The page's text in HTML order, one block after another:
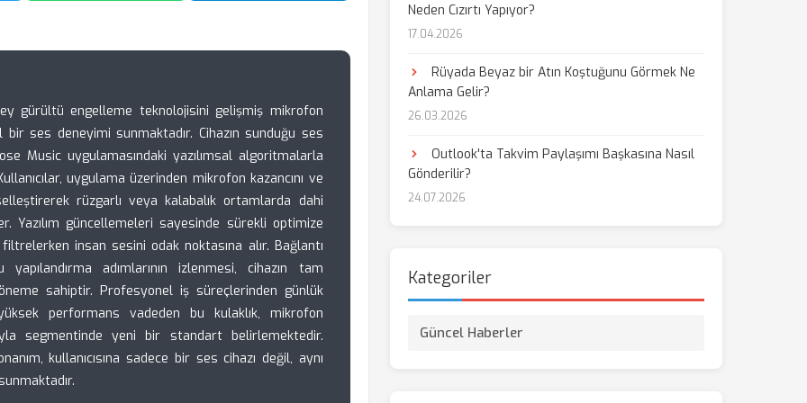
gürültü engelleme teknolojisini gelişmiş mikrofon
ses deneyimi sunmaktadır. Cihazın sunduğu ses
Music uygulamasındaki yazılımsal algoritmalarla
uygulama üzerinden mikrofon kazancını ve
rüzgarlı veya kalabalık ortamlarda dahi
Yazılım güncellemeleri sayesinde sürekli optimize
insan sesini odak noktasına alır. Bağlantı
yapılandırma adımlarının izlenmesi, cihazın tam
sahiptir. Profesyonel iş süreçlerinden günlük
performans vadeden bu kulaklık, mikrofon
segmentinde yeni bir standart belirlemektedir.
kullanıcısına sadece bir ses cihazı değil, aynı
Neden Cızırtı Yapıyor?
17.04.2026
Rüyada Beyaz bir Atın Koştuğunu Görmek Ne
Anlama Gelir?
26.03.2026
Outlook'ta Takvim Paylaşımı Başkasına Nasıl
Gönderilir?
24.07.2026
Kategoriler
Güncel Haberler